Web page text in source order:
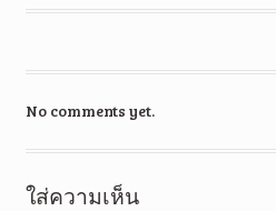
No comments yet.
ใส่ความเห็น